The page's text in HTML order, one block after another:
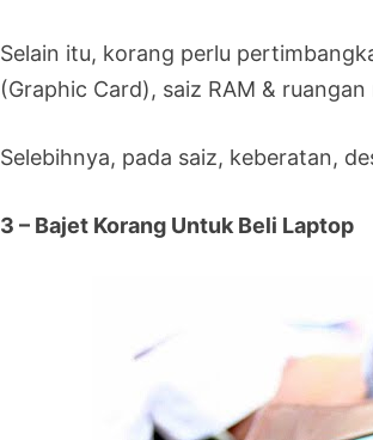
Selain itu, korang perlu
(Graphic Card), saiz RAM &
Selebihnya, pada saiz, keberatan,
3 – Bajet Korang Untuk Beli Laptop